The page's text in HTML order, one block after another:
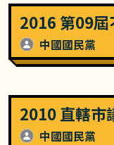
2016 第09屆
中國國民黨
2010 直轄市
中國國民黨